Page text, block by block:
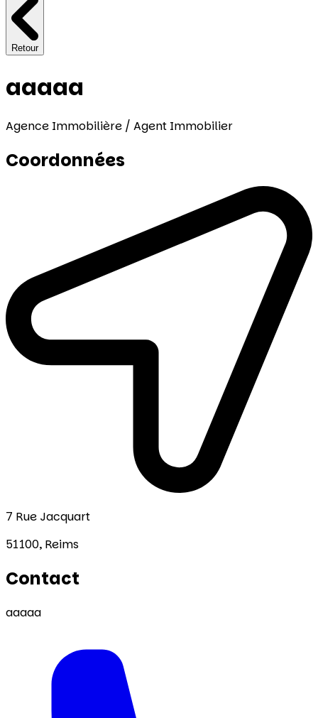
Retour
aaaaa
Agence Immobilière / Agent Immobilier
Coordonnées
7 Rue Jacquart
51100, Reims
Contact
aaaaa